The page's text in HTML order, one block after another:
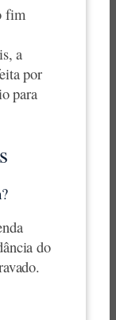
fim
a
por
para
do